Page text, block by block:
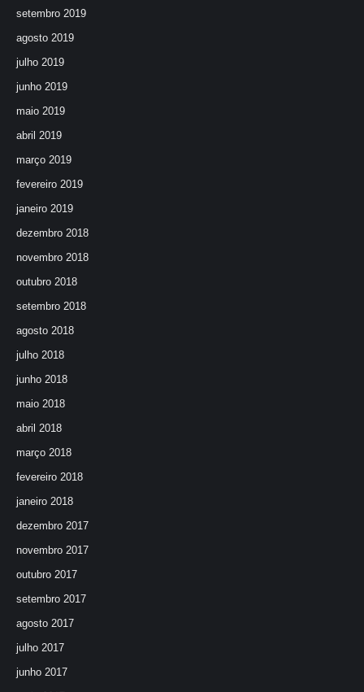
setembro 2019
agosto 2019
julho 2019
junho 2019
maio 2019
abril 2019
março 2019
fevereiro 2019
janeiro 2019
dezembro 2018
novembro 2018
outubro 2018
setembro 2018
agosto 2018
julho 2018
junho 2018
maio 2018
abril 2018
março 2018
fevereiro 2018
janeiro 2018
dezembro 2017
novembro 2017
outubro 2017
setembro 2017
agosto 2017
julho 2017
junho 2017